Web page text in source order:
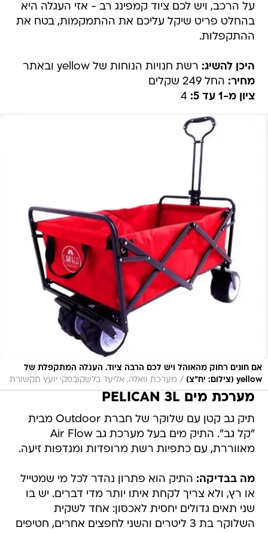
על הרכב, ויש לכם ציוד קמפינג רב - אזי העגלה היא
בהחלט פריט שיקל עליכם את ההתמקמות, בטח את
ההתקפלות.
היכן להשיג: רשת חנויות הנוחות של yellow ובאתר
מחיר: החל 249 שקלים
ציון מ-1 עד 5:
אם חונים רחוק מהאוהל ויש לכם הרבה ציוד. העגלה המתקפלת של
yellow (צילום: יח"צ)
/ מערכת וואלה, אליעד בלשקובסקי יועץ תקשורת
מערכת מים PELICAN 3L
תיק גב קטן עם שלוקר של חברת Outdoor מבית
"קל גב". התיק מים בעל מערכת גב Air Flow
מאווררת, עם כתפיות רשת מרופדות ומנדפות זיעה.
מה בבדיקה: התיק הוא פתרון נהדר לכל מי שמטייל
או רץ, ולא צריך לקחת איתו יותר מדי דברים. יש בו
שני תאים גדולים יחסית לאכסון: אחד לשקית
השלוקר בת 3 ליטרים והשני לחפצים אחרים, חטיפים